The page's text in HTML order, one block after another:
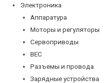
Электроника
Аппаратура
Моторы и регуляторы
Сервоприводы
BEC
Разъемы и провода
Зарядные устройства